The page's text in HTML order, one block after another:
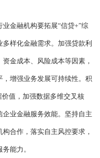
金融机构要拓展“信贷+”综
样化金融需求。加强贷款利
金成本、风险成本等因素，
增强业务发展可持续性。积
值，加强数据多维交叉核
业金融服务效能。坚持自主
合作，落实自主风控要求，
能力。